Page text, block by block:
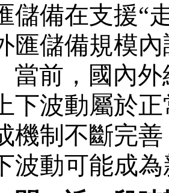
儲備在支援“
匯儲備規模
當前，國內
上下波動屬於
機制不斷完
波動可能成